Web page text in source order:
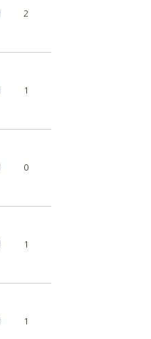
2
1
0
1
1